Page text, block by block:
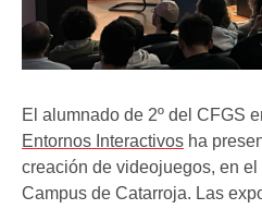
El alumnado de 2º del CFGS
Entornos Interactivos ha
creación de videojuegos, en el
Campus de Catarroja. Las